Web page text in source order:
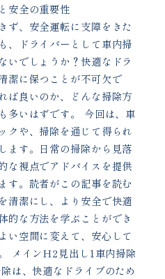
安全の重要性
ず、安全運転に支障をきた
、ドライバーとして車内掃
いでしょうか？快適なドラ
潔に保つことが不可欠で
ば良いのか、どんな掃除方
多いはずです。 今回は、車
クや、掃除を通じて得られ
ます。日常の掃除から見落
な視点でアドバイスを提供
す。読者がこの記事を読む
清潔にし、より安全で快適
的な方法を学ぶことができ
い空間に変えて、安心して
メインH2見出し1車内掃除
は、快適なドライブのため